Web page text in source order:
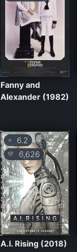
Fanny and
Alexander (1982)
⭐ 6.2
💛 6,626
A.I. Rising (2018)